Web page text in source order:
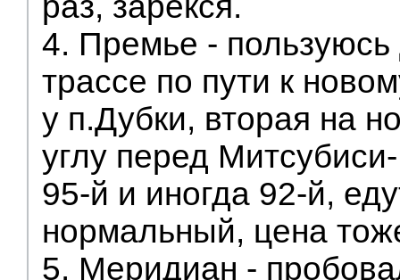
4. Премье -
трассе по пути к
у п.Дубки, вторая на
углу перед
95-й и иногда 92-й,
нормальный, цена
5. Меридиан -